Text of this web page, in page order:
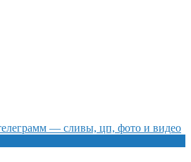
— сливы, цп, фото и видео